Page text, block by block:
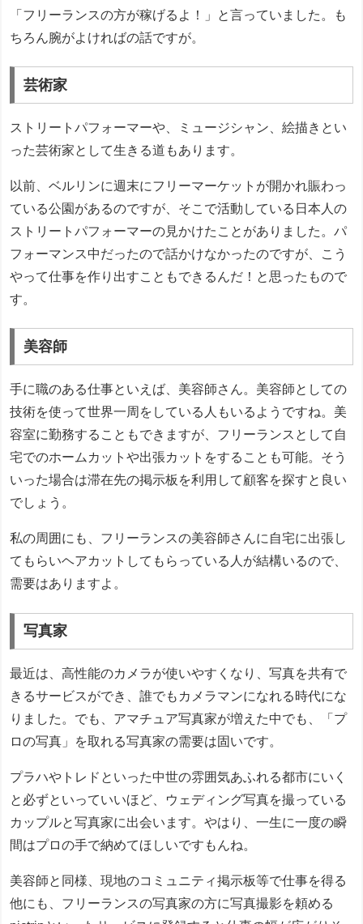
「フリーランスの方が稼げるよ！」と言っていました。も
ちろん腕がよければの話ですが。
芸術家
ストリートパフォーマーや、ミュージシャン、絵描きとい
った芸術家として生きる道もあります。
以前、ベルリンに週末にフリーマーケットが開かれ賑わっ
ている公園があるのですが、そこで活動している日本人の
ストリートパフォーマーの見かけたことがありました。パ
フォーマンス中だったので話かけなかったのですが、こう
やって仕事を作り出すこともできるんだ！と思ったもので
す。
美容師
手に職のある仕事といえば、美容師さん。美容師としての
技術を使って世界一周をしている人もいるようですね。美
容室に勤務することもできますが、フリーランスとして自
宅でのホームカットや出張カットをすることも可能。そう
いった場合は滞在先の掲示板を利用して顧客を探すと良い
でしょう。
私の周囲にも、フリーランスの美容師さんに自宅に出張し
てもらいヘアカットしてもらっている人が結構いるので、
需要はありますよ。
写真家
最近は、高性能のカメラが使いやすくなり、写真を共有で
きるサービスができ、誰でもカメラマンになれる時代にな
りました。でも、アマチュア写真家が増えた中でも、「プ
ロの写真」を取れる写真家の需要は固いです。
プラハやトレドといった中世の雰囲気あふれる都市にいく
と必ずといっていいほど、ウェディング写真を撮っている
カップルと写真家に出会います。やはり、一生に一度の瞬
間はプロの手で納めてほしいですもんね。
美容師と同様、現地のコミュニティ掲示板等で仕事を得る
他にも、フリーランスの写真家の方に写真撮影を頼める